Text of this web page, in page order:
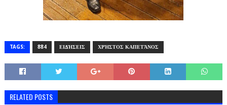
TAGS: 884 ΕΙΔΉΣΕΙΣ ΧΡΉΣΤΟΣ ΚΑΠΕΤΆΝΟΣ
RELATED POSTS